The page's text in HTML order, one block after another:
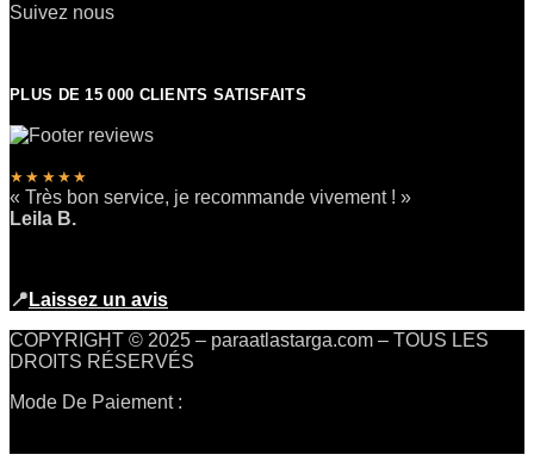
Suivez nous
PLUS DE 15 000 CLIENTS SATISFAITS
★★★★★
« Très bon service, je recommande vivement ! »
Leila B.
📍 Laissez un avis
COPYRIGHT © 2025 – paraatlastarga.com – TOUS LES
DROITS RÉSERVÉS
Mode De Paiement :